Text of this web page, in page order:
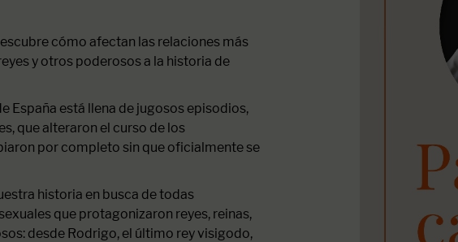
cómo afectan las relaciones más
y otros poderosos a la historia de
España está llena de jugosos episodios,
que alteraron el curso de los
por completo sin que oficialmente se
historia en busca de todas
que protagonizaron reyes, reinas,
desde Rodrigo, el último rey visigodo,